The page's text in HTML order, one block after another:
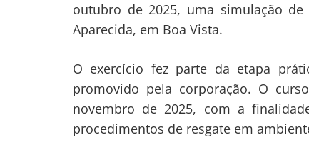
outubro de 2025, uma simulação
Aparecida, em Boa Vista.
O exercício fez parte da etapa
promovido pela corporação. O
novembro de 2025, com a
procedimentos de resgate em